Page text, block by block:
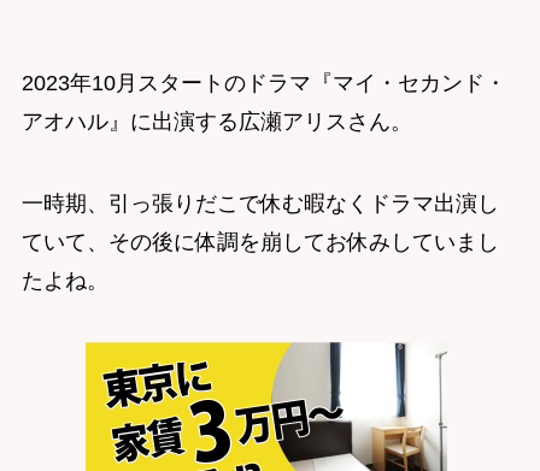
2023年10月スタートのドラマ『マイ・セカンド・
アオハル』に出演する広瀬アリスさん。
一時期、引っ張りだこで休む暇なくドラマ出演し
ていて、その後に体調を崩してお休みしていまし
たよね。